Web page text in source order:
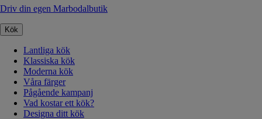
Driv din egen Marbodalbutik
Kök
Lantliga kök
Klassiska kök
Moderna kök
Våra färger
Pågående kampanj
Vad kostar ett kök?
Designa ditt kök